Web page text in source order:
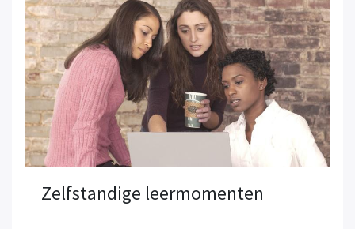
Zelfstandige leermomenten